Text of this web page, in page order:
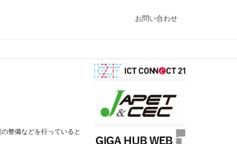
お問い合わせ
整備などを行っていると